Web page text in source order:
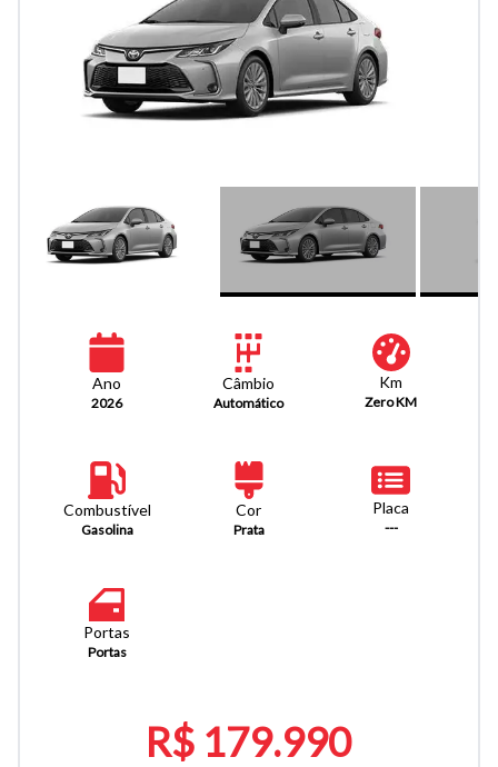
Ano
2026
Câmbio
Automático
Km
Zero KM
Combustível
Gasolina
Cor
Prata
Placa
---
Portas
Portas
R$ 179.990